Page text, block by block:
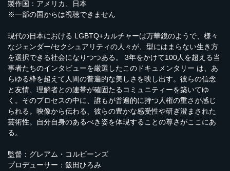
製作国：アメリカ、日本
※一部の国からは視聴できません
現代の日本における LGBTQ+カルチャーは万華鏡のようで、様々
なジェンダー/セクシュアリティの人々が、型にはまらない生き方
を選択できる社会になりつつある。 3年をかけて100人を超える当
事者たちのインタビューを厳選したこのドキュメンタリー は、あ
らゆる枠を超えて人間の普遍的な美しさを映し出す。彼らの信念
と友情、理解者との連帯が確固たるコミュニティーを築いてゆ
く。そのプロセスの中に、誰もが普遍的に持つ人権の重さが感じ
られる。映像から伝わる、彼らの豊かな感受性や研ぎ澄まされた
芸術性。自分自身のあるべき姿を体現することの尊さがここにあ
る。
監督：グレアム・コルビーンズ
プロデューサー：飯田ひろみ